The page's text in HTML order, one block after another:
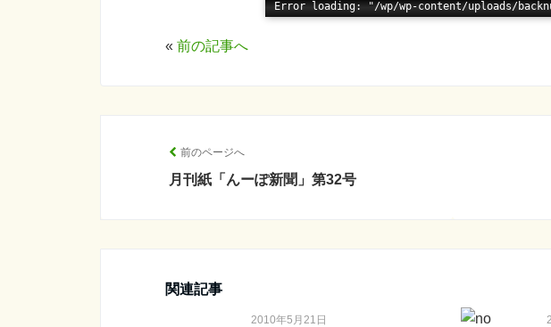
« 前の記事へ
前のページへ
月刊紙「んーぽ新聞」第32号
関連記事
2010年5月21日